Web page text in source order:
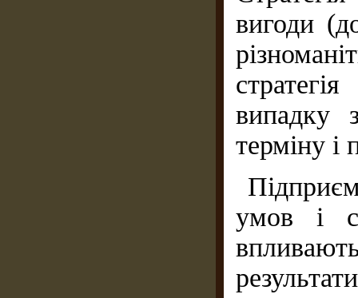
вигоди
випадку
терміну і
умов і